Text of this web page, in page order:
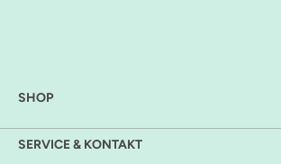
SHOP
SERVICE & KONTAKT